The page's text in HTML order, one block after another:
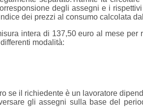
degli assegni e i rispettivi
dei prezzi al consumo calcolata
intera di 137,50 euro al mese per
modalità:
se il richiedente è un lavoratore
gli assegni sulla base del